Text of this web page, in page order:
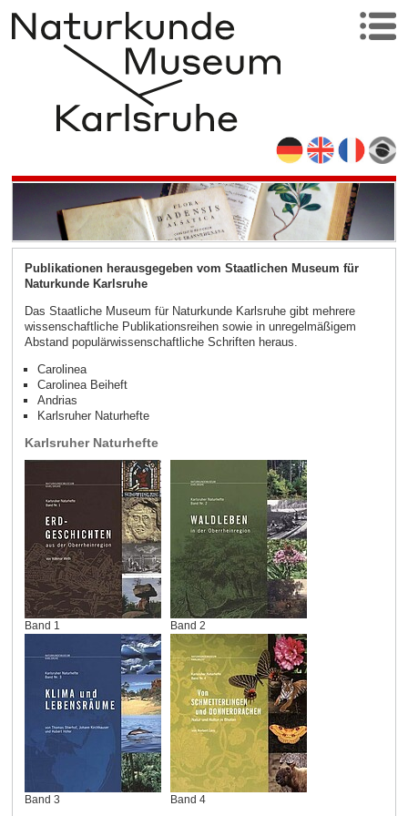
Publikationen herausgegeben vom Staatlichen Museum für
Naturkunde Karlsruhe
Das Staatliche Museum für Naturkunde Karlsruhe gibt mehrere
wissenschaftliche Publikationsreihen sowie in unregelmäßigem
Abstand populärwissenschaftliche Schriften heraus.
Carolinea
Carolinea Beiheft
Andrias
Karlsruher Naturhefte
Karlsruher Naturhefte
Band 1 Band 2
Band 3 Band 4